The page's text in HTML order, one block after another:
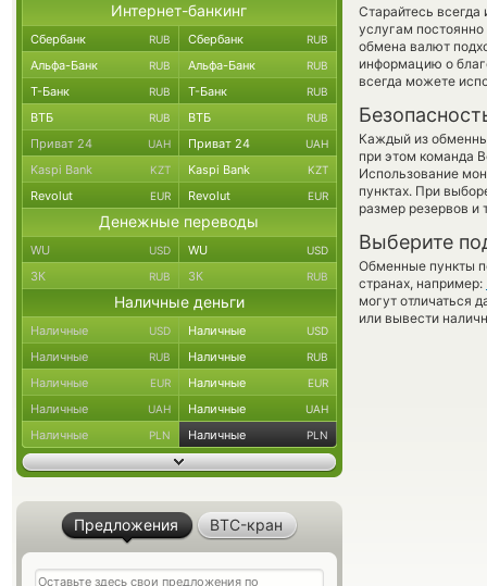
Старайтесь всегда
услугам
обмена валют
информацию о
всегда можете
Каждый из
при этом команда
Использование
пунктах. При
размер резервов и
Выберите
Обменные пункты
странах, например:
могут отличаться
или вывести
Интернет-банкинг
Сбербанк RUB Сбербанк RUB
Альфа-Банк RUB Альфа-Банк RUB
Т-Банк RUB Т-Банк RUB
ВТБ RUB ВТБ RUB
Приват 24 UAH Приват 24 UAH
Kaspi Bank KZT Kaspi Bank KZT
Revolut EUR Revolut EUR
Денежные переводы
WU USD WU USD
ЗК RUB ЗК RUB
Наличные деньги
Наличные USD Наличные USD
Наличные RUB Наличные RUB
Наличные EUR Наличные EUR
Наличные UAH Наличные UAH
Наличные PLN Наличные PLN
Предложения BTC-кран